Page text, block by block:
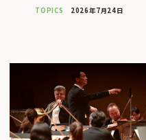
TOPICS 2026年7月24日